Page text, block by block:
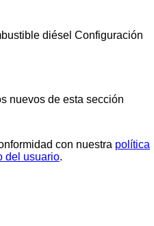
diésel Configuración
nuevos de esta sección
con nuestra política
del usuario.